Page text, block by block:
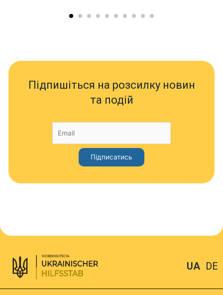
Підпишіться на розсилку новин
та подій
UA DE